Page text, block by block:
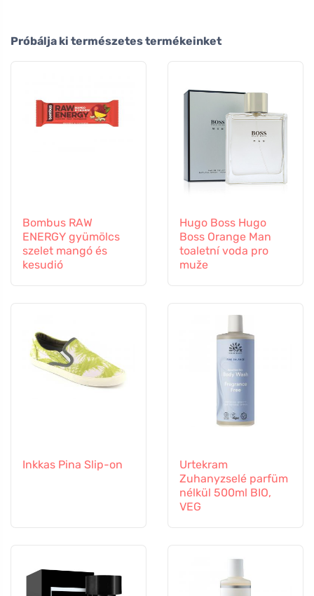
Próbálja ki természetes termékeinket
Bombus RAW
ENERGY gyümölcs
szelet mangó és
kesudió
Hugo Boss Hugo
Boss Orange Man
toaletní voda pro
muže
Inkkas Pina Slip-on
Urtekram
Zuhanyzselé parfüm
nélkül 500ml BIO,
VEG